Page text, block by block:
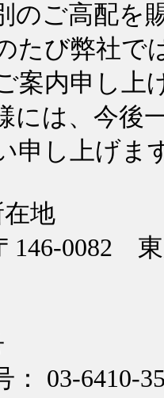
のご高配を
たび弊社で
案内申し上
には、今後
申し上げま
地
146-0082
： 03-6410-